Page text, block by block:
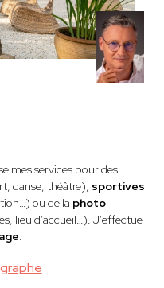
mes services pour des
danse, théâtre), sportives
ou de la photo
lieu d’accueil…). J’effectue
.